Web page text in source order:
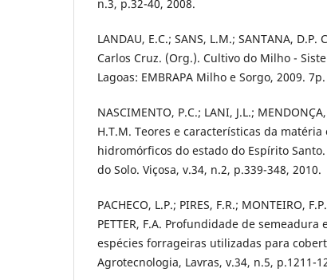
n.3, p.32-40, 2008.
LANDAU, E.C.; SANS, L.M.; SANTANA,
Carlos Cruz. (Org.). Cultivo do Milho -
Lagoas: EMBRAPA Milho e Sorgo, 2009. 7p.
NASCIMENTO, P.C.; LANI, J.L.;
H.T.M. Teores e características da
hidromórficos do estado do Espírito
do Solo. Viçosa, v.34, n.2, p.339-348, 2010.
PACHECO, L.P.; PIRES, F.R.; MONTEIRO,
PETTER, F.A. Profundidade de
espécies forrageiras utilizadas para
Agrotecnologia, Lavras, v.34, n.5, p.1211-